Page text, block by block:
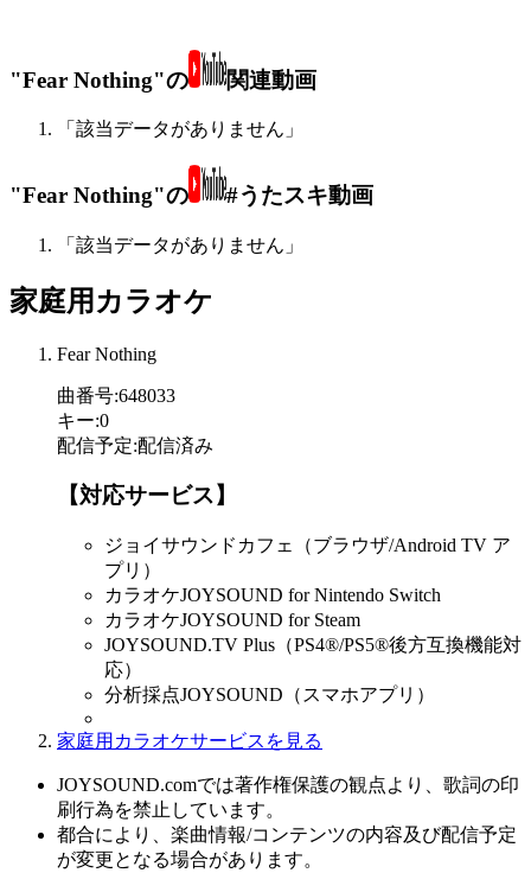
"Fear Nothing"の 関連動画
「該当データがありません」
"Fear Nothing"の #うたスキ動画
「該当データがありません」
家庭用カラオケ
Fear Nothing
曲番号:648033
キー:0
配信予定:配信済み
【対応サービス】
ジョイサウンドカフェ（ブラウザ/Android TV ア
プリ）
カラオケJOYSOUND for Nintendo Switch
カラオケJOYSOUND for Steam
JOYSOUND.TV Plus（PS4®/PS5®後方互換機能対
応）
分析採点JOYSOUND（スマホアプリ）
家庭用カラオケサービスを見る
JOYSOUND.comでは著作権保護の観点より、歌詞の印
刷行為を禁止しています。
都合により、楽曲情報/コンテンツの内容及び配信予定
が変更となる場合があります。